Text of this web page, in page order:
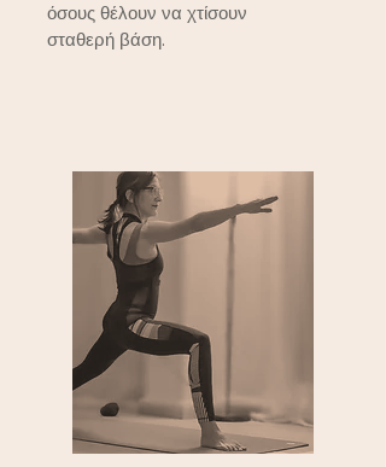
όσους θέλουν να χτίσουν
σταθερή βάση.